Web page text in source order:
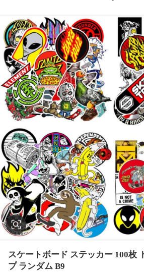
スケートボード ステッカー 100枚
プ ランダム B9